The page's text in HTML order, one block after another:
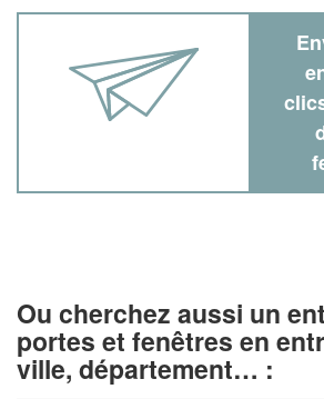
Ou cherchez aussi un
portes et fenêtres en
ville, département… :